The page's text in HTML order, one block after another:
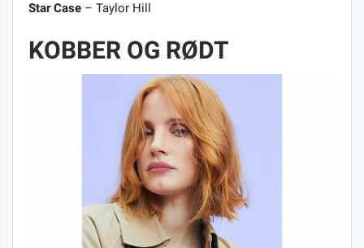
Star Case – Taylor Hill
KOBBER OG RØDT